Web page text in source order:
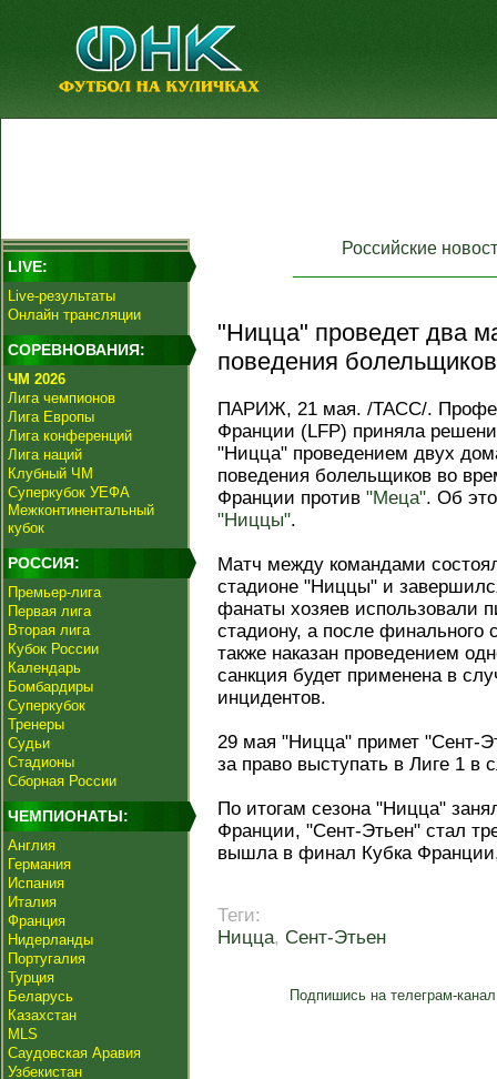
LIVE:
Live-результаты
Онлайн трансляции
СОРЕВНОВАНИЯ:
ЧМ 2026
Лига чемпионов
Лига Европы
Лига конференций
Лига наций
Клубный ЧМ
Суперкубок УЕФА
Межконтинентальный
кубок
РОССИЯ:
Премьер-лига
Первая лига
Вторая лига
Кубок России
Календарь
Бомбардиры
Суперкубок
Тренеры
Судьи
Стадионы
Сборная России
ЧЕМПИОНАТЫ:
Англия
Германия
Испания
Италия
Франция
Нидерланды
Португалия
Турция
Беларусь
Казахстан
MLS
Саудовская Аравия
Узбекистан
Российские
"Ницца" проведет два
поведения
ПАРИЖ, 21 мая. /ТАСС/.
Франции (LFP) приняла
"Ницца" проведением двух
поведения болельщиков во
Франции против "Меца". Об
"Ниццы".
Матч между командами
стадионе "Ниццы" и
фанаты хозяев использовали
стадиону, а после
также наказан проведением
санкция будет применена в
инцидентов.
29 мая "Ницца" примет "Сент-
за право выступать в Лиге 1 в
По итогам сезона "Ницца"
Франции, "Сент-Этьен" стал
вышла в финал Кубка
Теги:
Ницца, Сент-Этьен
Подпишись на телеграм-